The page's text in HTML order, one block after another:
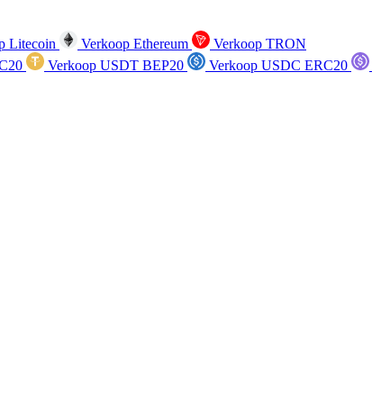
Litecoin Verkoop Ethereum
Verkoop TRON
Verkoop USDT BEP20 Verkoop USDC ERC20